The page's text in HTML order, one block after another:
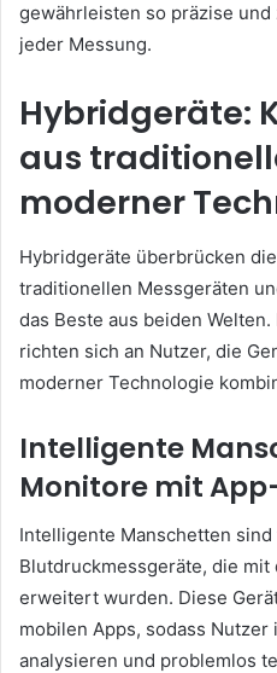
gewährleisten so präzise
jeder Messung.
Hybridgeräte:
aus
moderner
Hybridgeräte überbrücken
traditionellen Messgeräten
das Beste aus beiden
richten sich an Nutzer, die
moderner Technologie
Intelligente
Monitore mit
Intelligente Manschetten
Blutdruckmessgeräte, die mit
erweitert wurden. Diese
mobilen Apps, sodass
analysieren und problemlos